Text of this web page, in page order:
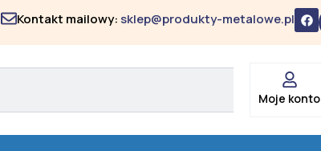
Kontakt mailowy: sklep@produkty-metalowe.pl F
a
c
e
k
Moje konto